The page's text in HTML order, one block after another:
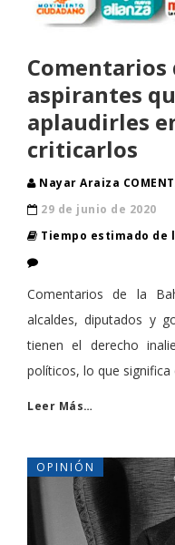
Comentarios
aspirantes
aplaudirles
criticarlos
Nayar Araiza
29 de junio de 2020
Tiempo estimado de
Comentarios de la
alcaldes, diputados y
tienen el derecho
políticos, lo que significa
Leer Más…
OPINIÓN